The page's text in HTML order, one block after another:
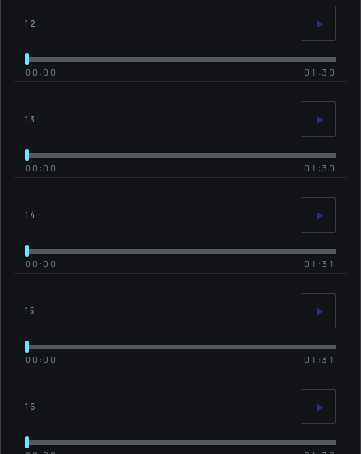
12
00:00 01:30
13
00:00 01:30
14
00:00 01:31
15
00:00 01:31
16